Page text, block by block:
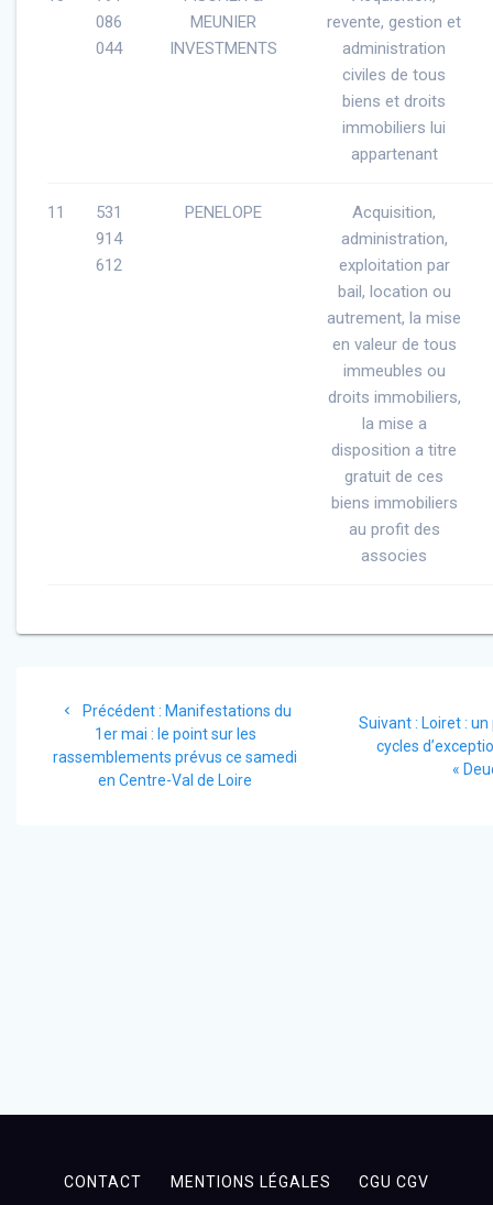
086
044
MEUNIER
INVESTMENTS
revente, gestion et
administration
civiles de tous
biens et droits
immobiliers lui
appartenant
11
531
914
612
PENELOPE
Acquisition,
administration,
exploitation par
bail, location ou
autrement, la mise
en valeur de tous
immeubles ou
droits immobiliers,
la mise a
disposition a titre
gratuit de ces
biens immobiliers
au profit des
associes
l’article
Précédent : Article
précédent
:
Manifestations du
1er mai : le point sur les
rassemblements prévus ce samedi
en Centre-Val de Loire
Suivant : Article
suivant
Loiret :
cycles
«
CONTACT MENTIONS LÉGALES CGU CGV